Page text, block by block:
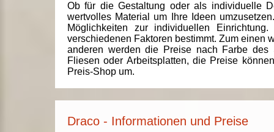
Ob für die Gestaltung oder als individuelle
wertvolles Material um Ihre Ideen
Möglichkeiten zur individuellen
verschiedenen Faktoren bestimmt. Zum einen
anderen werden die Preise nach Farbe des
Fliesen oder Arbeitsplatten, die Preise
Preis-Shop um.
Draco - Informationen und Preise